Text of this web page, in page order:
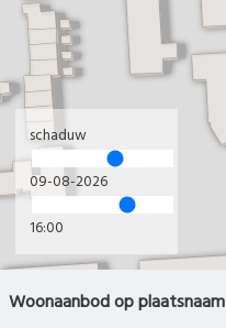
schaduw
09-08-2026
17:00
Woonaanbod op plaatsnaam